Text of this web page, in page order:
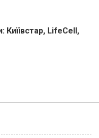
LifeCell,